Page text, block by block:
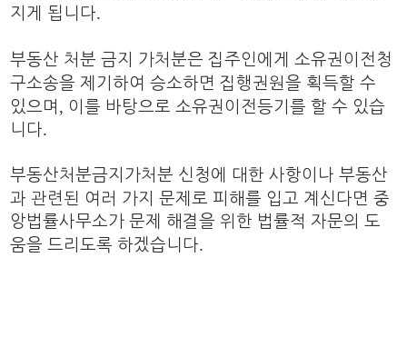
지게 됩니다.
부동산 처분 금지 가처분은 집주인에게
소유권이전청
구소송을 제기하여 승소하면 집행권원을 획득할 수
있으며 , 이를 바탕으로 소유권이전등기를 할 수 있습
니다.
부동산처분금지가처분 신청에 대한 사항이나 부동산
과 관련된 여러 가지 문제로 피해를 입고 계신다면 중
앙법률사무소가 문제 해결을 위한 법률적 자문의 도
움을 드리도록 하겠습니다.